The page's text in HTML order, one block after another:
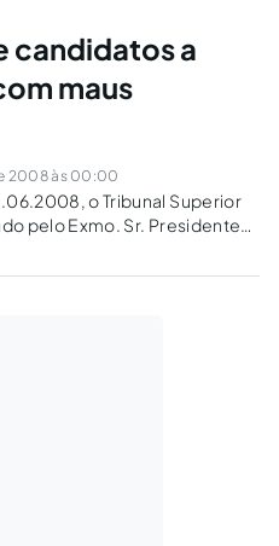
candidatos a
maus
2008 às 00:00
o Tribunal Superior
pelo Exmo. Sr. Presidente
o trânsito em…